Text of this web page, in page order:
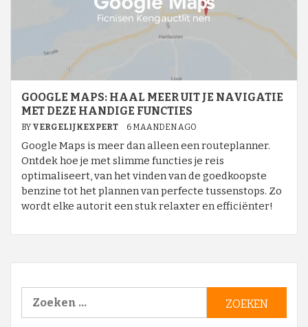
GOOGLE MAPS: HAAL MEER UIT JE NAVIGATIE
MET DEZE HANDIGE FUNCTIES
BY VERGELIJKEXPERT 6 MAANDEN AGO
Google Maps is meer dan alleen een routeplanner.
Ontdek hoe je met slimme functies je reis
optimaliseert, van het vinden van de goedkoopste
benzine tot het plannen van perfecte tussenstops. Zo
wordt elke autorit een stuk relaxter en efficiënter!
Zoeken